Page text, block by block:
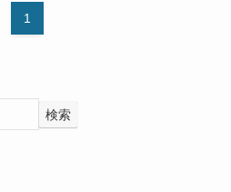
1
検索